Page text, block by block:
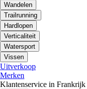
Wandelen
Trailrunning
Hardlopen
Verticaliteit
Watersport
Vissen
Uitverkoop
Merken
Klantenservice in Frankrijk